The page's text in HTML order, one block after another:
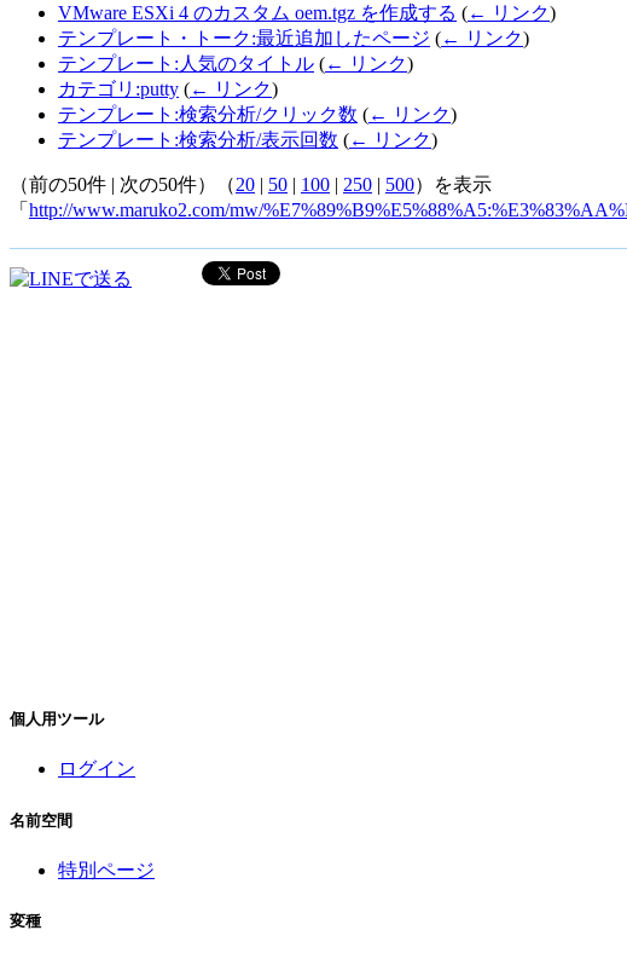
VMware ESXi 4 のカスタム oem.tgz を作成する (← リンク)
テンプレート・トーク:最近追加したページ (← リンク)
テンプレート:人気のタイトル (← リンク)
カテゴリ:putty (← リンク)
テンプレート:検索分析/クリック数 (← リンク)
テンプレート:検索分析/表示回数 (← リンク)
（前の50件 | 次の50件）（20 | 50 | 100 | 250 | 500）を表示
「 http://www.maruko2.com/mw/
個人用ツール
ログイン
名前空間
特別ページ
変種